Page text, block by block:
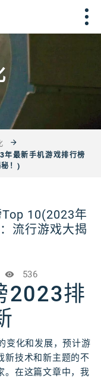
最新手机游戏排行榜
！)
10(2023年
流行游戏大揭
536
2023排
变化和发展，预计游
新技术和新主题的不
。在这篇文章中，我